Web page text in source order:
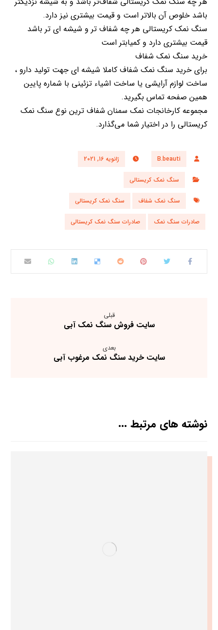
باشد خلوص آن بالاتر است و قیمت بیشتری نیز دارد.
سنگ نمک کریستالی هر چه شفاف تر و شیشه ای تر باشد
قیمت بیشتری دارد و کمیابتر است
خرید سنگ نمک شفاف
برای خرید سنگ نمک شفاف کاملا شیشه ای جهت تولید دارو ،
ساخت لوازم آرایشی یا ساخت اشیاء تزئینی با شماره پایین
همین صفحه تماس بگیرید.
مجموعه کارخانجات نمک سمنان شفاف ترین نوع سنگ نمک
کریستالی را در اختیار شما می‌گذارد.
B.beauti ژانویه 16, 2021
سنگ نمک کریستالی
سنگ نمک شفاف سنگ نمک کریستالی
صادرات سنگ نمک صادرات سنگ نمک کریستالی
قبلی
سایت فروش سنگ نمک آبی
بعدی
سایت خرید سنگ نمک مرغوب آبی
نوشته های مرتبط ...